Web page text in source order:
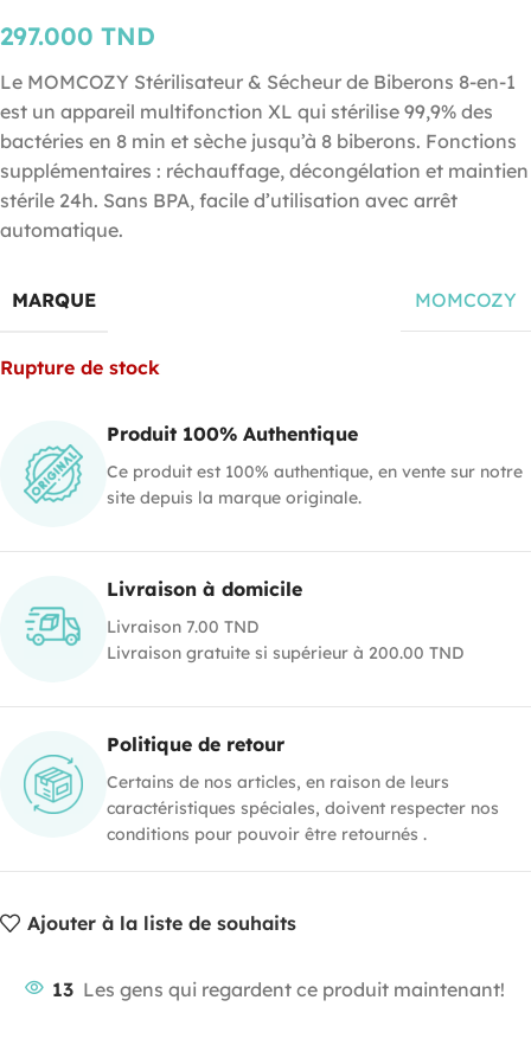
297.000 TND
Le MOMCOZY Stérilisateur & Sécheur de Biberons 8-en-1
est un appareil multifonction XL qui stérilise 99,9% des
bactéries en 8 min et sèche jusqu’à 8 biberons. Fonctions
supplémentaires : réchauffage, décongélation et maintien
stérile 24h. Sans BPA, facile d’utilisation avec arrêt
automatique.
MARQUE MOMCOZY
Rupture de stock
Produit 100% Authentique
Ce produit est 100% authentique, en vente sur notre
site depuis la marque originale.
Livraison à domicile
Livraison 7.00 TND
Livraison gratuite si supérieur à 200.00 TND
Politique de retour
Certains de nos articles, en raison de leurs
caractéristiques spéciales, doivent respecter nos
conditions pour pouvoir être retournés .
Ajouter à la liste de souhaits
13 Les gens qui regardent ce produit maintenant!